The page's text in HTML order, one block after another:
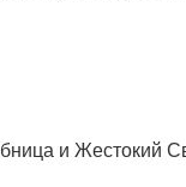
и Жестокий